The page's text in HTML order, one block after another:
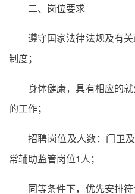
二、岗位要求
遵守国家法律法规及有
制度；
身体健康，具有相应的
的工作；
招聘岗位及人数：门卫
常辅助监管岗位1人；
同等条件下，优先安排